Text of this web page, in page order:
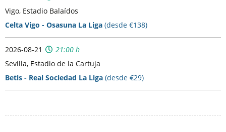
Vigo, Estadio Balaídos
Celta Vigo - Osasuna La Liga (desde €138)
2026-08-21
21:00 h
Sevilla, Estadio de la Cartuja
Betis - Real Sociedad La Liga (desde €29)